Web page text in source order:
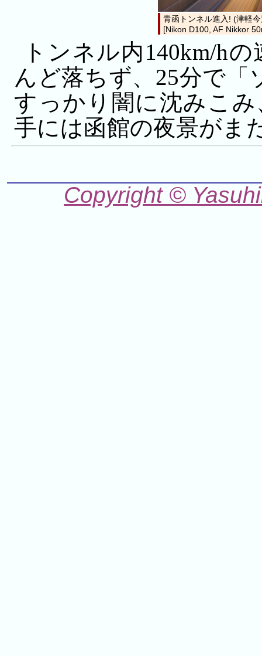
青函トンネル進入! (津軽
[Nikon D100, AF Nikkor
トンネル内140km/h
んど落ちず、25分で「
すっかり闇に沈みこ
手には函館の夜景がま
Copyright ©